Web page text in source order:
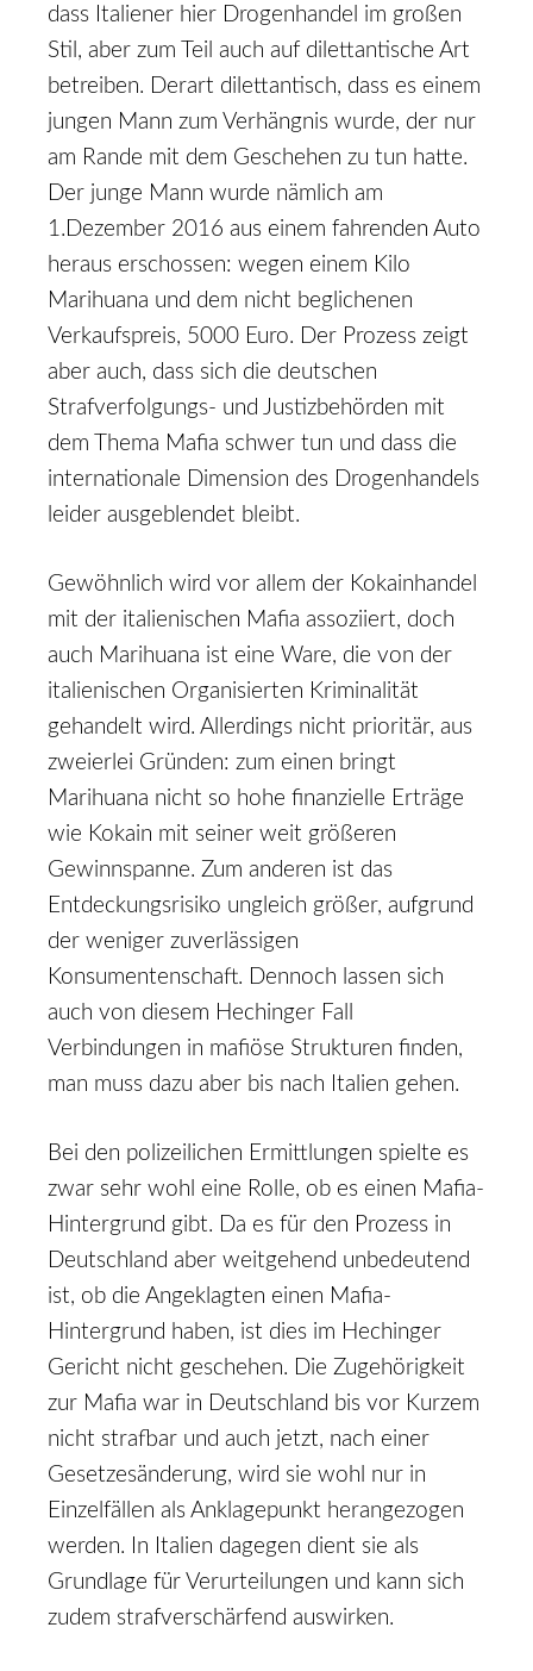
dass Italiener hier Drogenhandel im großen
Stil, aber zum Teil auch auf dilettantische Art
betreiben. Derart dilettantisch, dass es einem
jungen Mann zum Verhängnis wurde, der nur
am Rande mit dem Geschehen zu tun hatte.
Der junge Mann wurde nämlich am
1.Dezember 2016 aus einem fahrenden Auto
heraus erschossen: wegen einem Kilo
Marihuana und dem nicht beglichenen
Verkaufspreis, 5000 Euro. Der Prozess zeigt
aber auch, dass sich die deutschen
Strafverfolgungs- und Justizbehörden mit
dem Thema Mafia schwer tun und dass die
internationale Dimension des Drogenhandels
leider ausgeblendet bleibt.
Gewöhnlich wird vor allem der Kokainhandel
mit der italienischen Mafia assoziiert, doch
auch Marihuana ist eine Ware, die von der
italienischen Organisierten Kriminalität
gehandelt wird. Allerdings nicht prioritär, aus
zweierlei Gründen: zum einen bringt
Marihuana nicht so hohe finanzielle Erträge
wie Kokain mit seiner weit größeren
Gewinnspanne. Zum anderen ist das
Entdeckungsrisiko ungleich größer, aufgrund
der weniger zuverlässigen
Konsumentenschaft. Dennoch lassen sich
auch von diesem Hechinger Fall
Verbindungen in mafiöse Strukturen finden,
man muss dazu aber bis nach Italien gehen.
Bei den polizeilichen Ermittlungen spielte es
zwar sehr wohl eine Rolle, ob es einen Mafia-
Hintergrund gibt. Da es für den Prozess in
Deutschland aber weitgehend unbedeutend
ist, ob die Angeklagten einen Mafia-
Hintergrund haben, ist dies im Hechinger
Gericht nicht geschehen. Die Zugehörigkeit
zur Mafia war in Deutschland bis vor Kurzem
nicht strafbar und auch jetzt, nach einer
Gesetzesänderung, wird sie wohl nur in
Einzelfällen als Anklagepunkt herangezogen
werden. In Italien dagegen dient sie als
Grundlage für Verurteilungen und kann sich
zudem strafverschärfend auswirken.